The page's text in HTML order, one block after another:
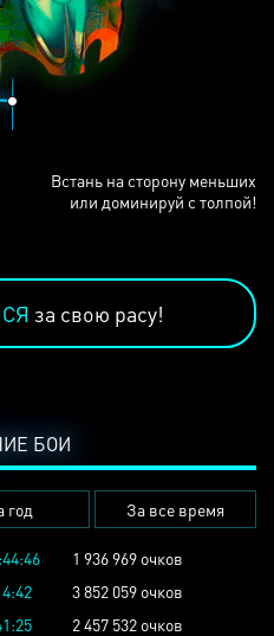
Встань на сторону меньших
или доминируй с толпой!
за свою расу!
БОИ
год За все время
1 936 969 очков
3 852 059 очков
2 457 532 очков